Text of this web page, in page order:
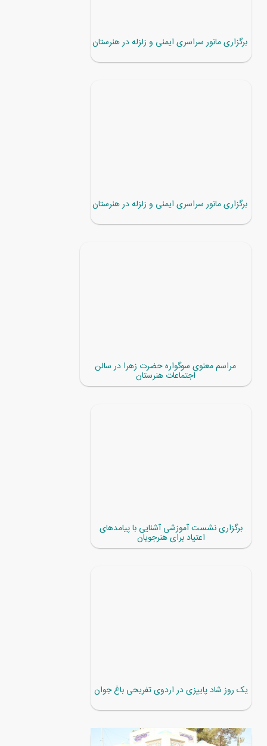
برگزاری مانور سراسری ایمنی و زلزله در هنرستان
برگزاری مانور سراسری ایمنی و زلزله در هنرستان
مراسم معنوی سوگواره حضرت زهرا در سالن
اجتماعات هنرستان
برگزاری نشست آموزشی آشنایی با پیامدهای
اعتیاد برای هنرجویان
یک روز شاد پاییزی در اردوی تفریحی باغ جوان